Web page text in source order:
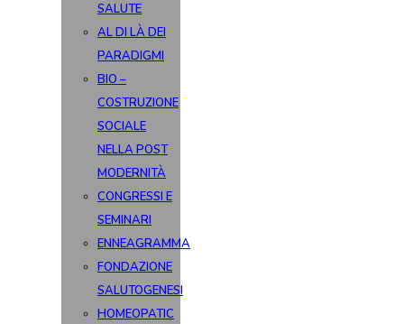
SALUTE
AL DI LÀ DEI
PARADIGMI
BIO –
COSTRUZIONE
SOCIALE
NELLA POST
MODERNITÀ
CONGRESSI E
SEMINARI
ENNEAGRAMMA
FONDAZIONE
SALUTOGENESI
HOMEOPATIC